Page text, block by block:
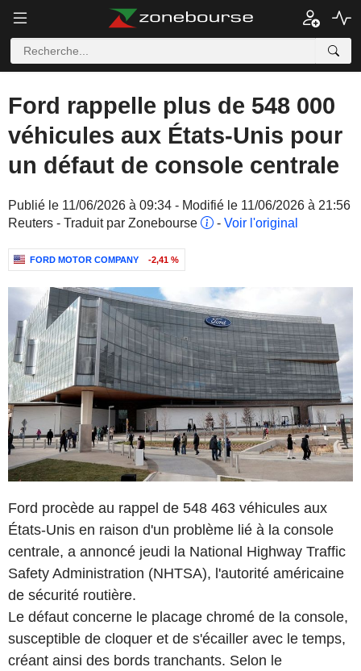
Ford rappelle plus de 548 000
véhicules aux États-Unis pour
un défaut de console centrale
Publié le 11/06/2026 à 09:34 - Modifié le 11/06/2026 à 21:56
Reuters - Traduit par Zonebourse
- Voir l'original
FORD MOTOR COMPANY -2,41 %
Ford procède au rappel de 548 463 véhicules aux
États-Unis en raison d'un problème lié à la console
centrale, a annoncé jeudi la National Highway Traffic
Safety Administration (NHTSA), l'autorité américaine
de sécurité routière.
Le défaut concerne le placage chromé de la console,
susceptible de cloquer et de s'écailler avec le temps,
créant ainsi des bords tranchants. Selon le